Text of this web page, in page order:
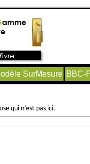
SurMesure BBC-
qui n’est pas ici.